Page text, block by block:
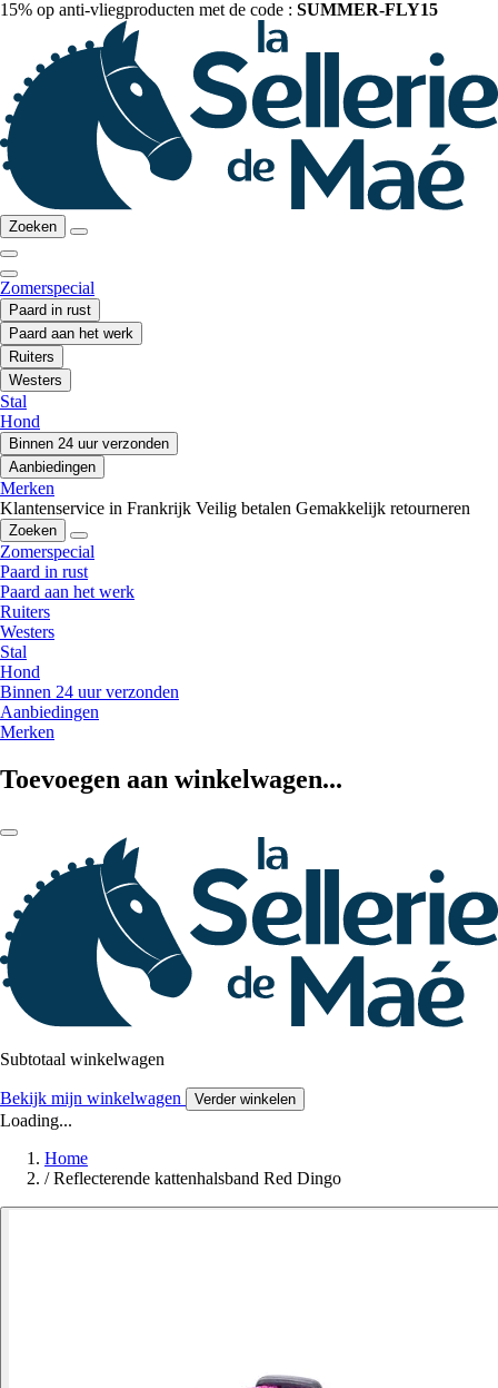
15% op anti-vliegproducten met de code : SUMMER-FLY15
Zoeken
Zomerspecial
Paard in rust
Paard aan het werk
Ruiters
Westers
Stal
Hond
Binnen 24 uur verzonden
Aanbiedingen
Merken
Klantenservice in Frankrijk Veilig betalen Gemakkelijk retourneren
Zoeken
Zomerspecial
Paard in rust
Paard aan het werk
Ruiters
Westers
Stal
Hond
Binnen 24 uur verzonden
Aanbiedingen
Merken
Toevoegen aan winkelwagen...
Subtotaal winkelwagen
Bekijk mijn winkelwagen Verder winkelen
Loading...
Home
/ Reflecterende kattenhalsband Red Dingo